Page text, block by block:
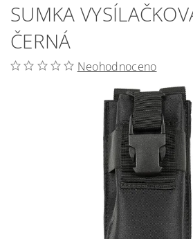
SUMKA
ČERNÁ
Neohodnoceno